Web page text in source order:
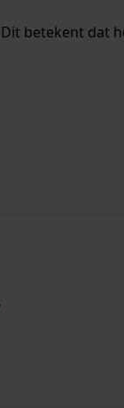
betekent dat